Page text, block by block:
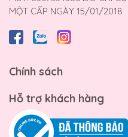
MỘT CẤP NGÀY 15/01/2018
Chính sách
Hỗ trợ khách hàng